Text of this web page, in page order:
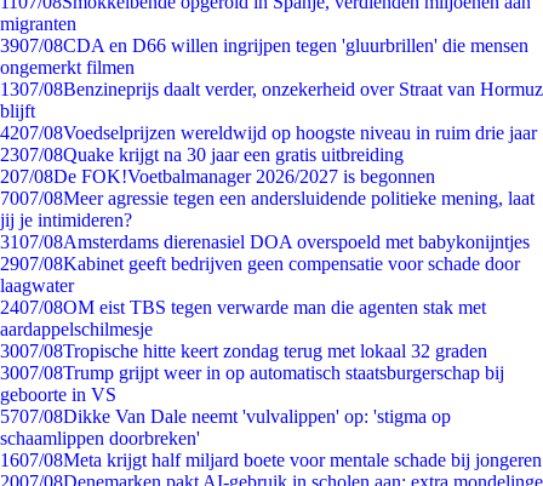
migranten
3907/08CDA en D66 willen ingrijpen tegen 'gluurbrillen' die mensen
ongemerkt filmen
1307/08Benzineprijs daalt verder, onzekerheid over Straat van Hormuz
blijft
4207/08Voedselprijzen wereldwijd op hoogste niveau in ruim drie jaar
2307/08Quake krijgt na 30 jaar een gratis uitbreiding
207/08De FOK!Voetbalmanager 2026/2027 is begonnen
7007/08Meer agressie tegen een andersluidende politieke mening, laat
jij je intimideren?
3107/08Amsterdams dierenasiel DOA overspoeld met babykonijntjes
2907/08Kabinet geeft bedrijven geen compensatie voor schade door
laagwater
2407/08OM eist TBS tegen verwarde man die agenten stak met
aardappelschilmesje
3007/08Tropische hitte keert zondag terug met lokaal 32 graden
3007/08Trump grijpt weer in op automatisch staatsburgerschap bij
geboorte in VS
5707/08Dikke Van Dale neemt 'vulvalippen' op: 'stigma op
schaamlippen doorbreken'
1607/08Meta krijgt half miljard boete voor mentale schade bij jongeren
2007/08Denemarken pakt AI-gebruik in scholen aan: extra mondelinge